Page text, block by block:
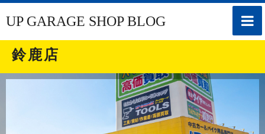
toggle
UP GARAGE SHOP BLOG
鈴鹿店